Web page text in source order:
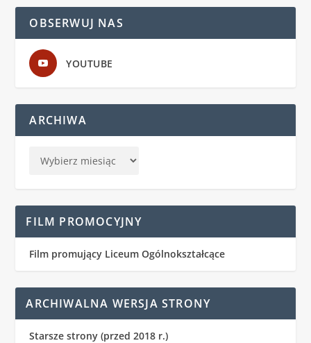
OBSERWUJ NAS
YOUTUBE
ARCHIWA
FILM PROMOCYJNY
Film promujący Liceum Ogólnokształcące
ARCHIWALNA WERSJA STRONY
Starsze strony (przed 2018 r.)